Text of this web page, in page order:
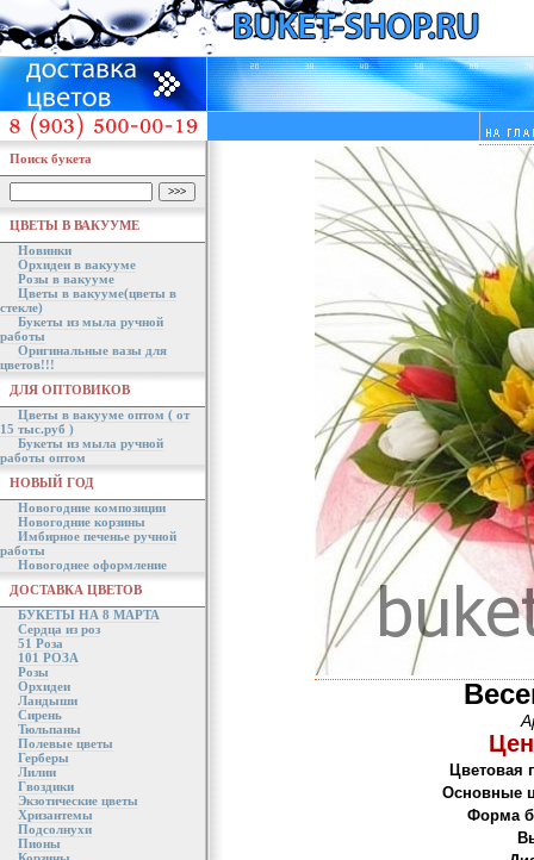
Поиск букета
ЦВЕТЫ В ВАКУУМЕ
Новинки
Орхидеи в вакууме
Розы в вакууме
Цветы в вакууме(цветы в
стекле)
Букеты из мыла ручной
работы
Оригинальные вазы для
цветов!!!
ДЛЯ ОПТОВИКОВ
Цветы в вакууме оптом ( от
15 тыс.руб )
Букеты из мыла ручной
работы оптом
НОВЫЙ ГОД
Новогодние композиции
Новогодние корзины
Имбирное печенье ручной
работы
Новогоднее оформление
ДОСТАВКА ЦВЕТОВ
БУКЕТЫ НА 8 МАРТА
Сердца из роз
51 Роза
101 РОЗА
Розы
Орхидеи
Ландыши
Сирень
Тюльпаны
Полевые цветы
Герберы
Лилии
Гвоздики
Экзотические цветы
Хризантемы
Подсолнухи
Пионы
Цветовая
Основные
Форма